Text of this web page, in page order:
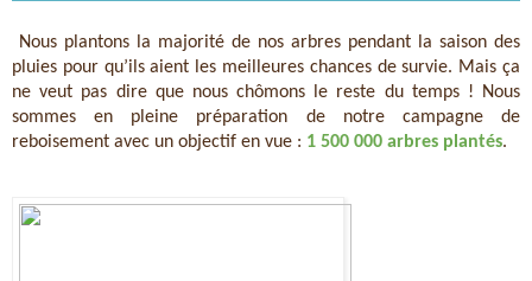
Nous plantons la majorité de nos arbres pendant la saison des
pluies pour qu’ils aient les meilleures chances de survie. Mais ça
ne veut pas dire que nous chômons le reste du temps ! Nous
sommes en pleine préparation de notre campagne de
reboisement avec un objectif en vue : 1 500 000 arbres plantés.